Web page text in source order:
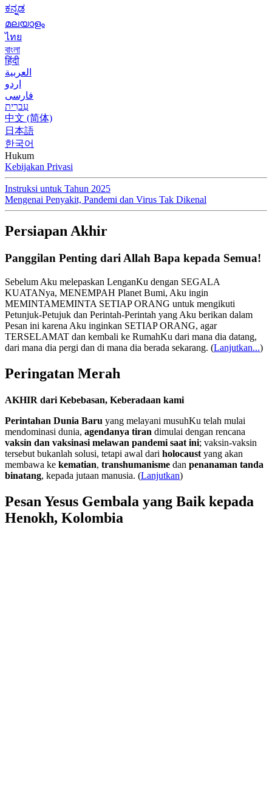
ಕನ್ನಡ
മലയാളം
ไทย
বাংলা
हिंदी
العربية
اردو
فارسی
עִברִית
中文 (简体)
日本語
한국어
Hukum
Kebijakan Privasi
Instruksi untuk Tahun 2025
Mengenai Penyakit, Pandemi dan Virus Tak Dikenal
Persiapan Akhir
Panggilan Penting dari Allah Bapa kepada Semua!
Sebelum Aku melepaskan LenganKu dengan SEGALA
KUATANya, MENEMPAH Planet Bumi, Aku ingin
MEMINTAMEMINTA SETIAP ORANG untuk mengikuti
Petunjuk-Petujuk dan Perintah-Perintah yang Aku berikan dalam
Pesan ini karena Aku inginkan SETIAP ORANG, agar
TERSELAMAT dan kembali ke RumahKu dari mana dia datang,
dari mana dia pergi dan di mana dia berada sekarang. (Lanjutkan...)
Peringatan Merah
AKHIR dari Kebebasan, Keberadaan kami
Perintahan Dunia Baru yang melayani musuhKu telah mulai
mendominasi dunia, agendanya tiran dimulai dengan rencana
vaksin dan vaksinasi melawan pandemi saat ini; vaksin-vaksin
tersebut bukanlah solusi, tetapi awal dari holocaust yang akan
membawa ke kematian, transhumanisme dan penanaman tanda
binatang, kepada jutaan manusia. (Lanjutkan)
Pesan Yesus Gembala yang Baik kepada
Henokh, Kolombia